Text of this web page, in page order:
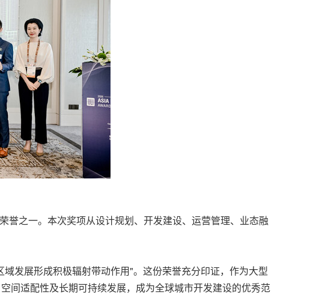
誉之一。本次奖项从设计规划、开发建设、运营管理、业态融
发展形成积极辐射带动作用"。这份荣誉充分印证，作为大型
间适配性及长期可持续发展，成为全球城市开发建设的优秀范